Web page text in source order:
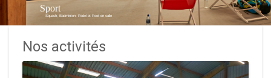
Sport
Squash, Badminton, Padel et Foot en salle
Nos activités